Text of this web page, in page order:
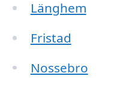
Länghem
Fristad
Nossebro